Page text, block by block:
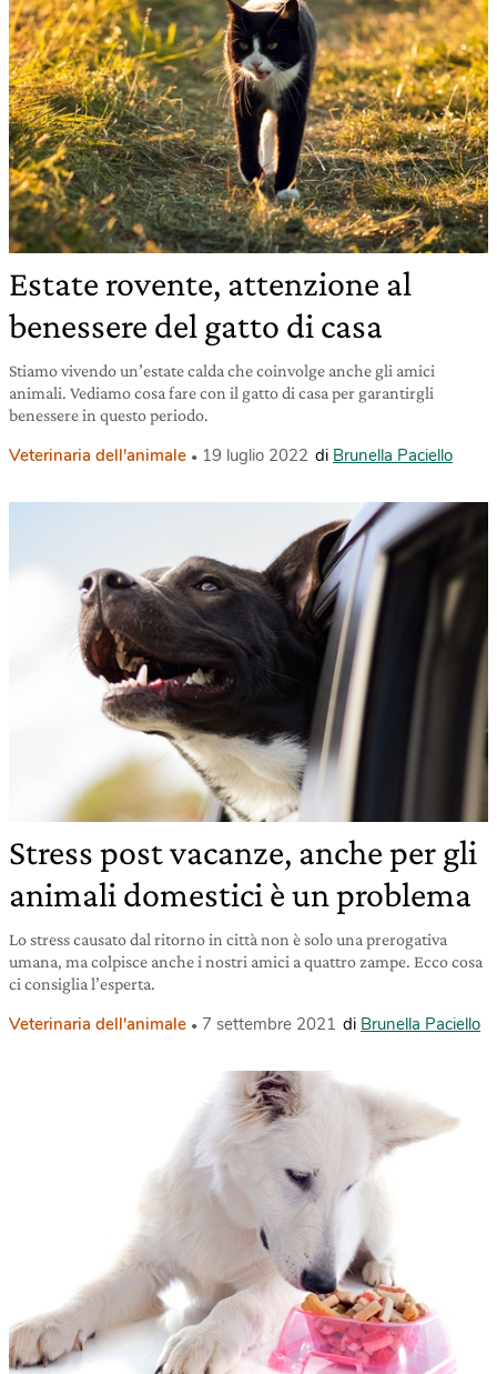
Estate rovente, attenzione al
benessere del gatto di casa
Stiamo vivendo un’estate calda che coinvolge anche gli amici
animali. Vediamo cosa fare con il gatto di casa per garantirgli
benessere in questo periodo.
Veterinaria dell'animale 19 luglio 2022 di Brunella Paciello
Stress post vacanze, anche per gli
animali domestici è un problema
Lo stress causato dal ritorno in città non è solo una prerogativa
umana, ma colpisce anche i nostri amici a quattro zampe. Ecco cosa
ci consiglia l’esperta.
Veterinaria dell'animale 7 settembre 2021 di Brunella Paciello